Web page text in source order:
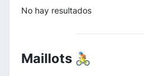
No hay resultados
Maillots 🚴